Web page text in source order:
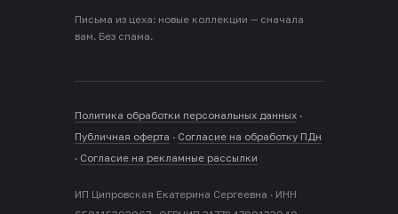
Письма из цеха: новые коллекции — сначала
вам. Без спама.
Политика обработки персональных данных ·
Публичная оферта · Согласие на обработку ПДн
· Согласие на рекламные рассылки
ИП Ципровская Екатерина Сергеевна · ИНН